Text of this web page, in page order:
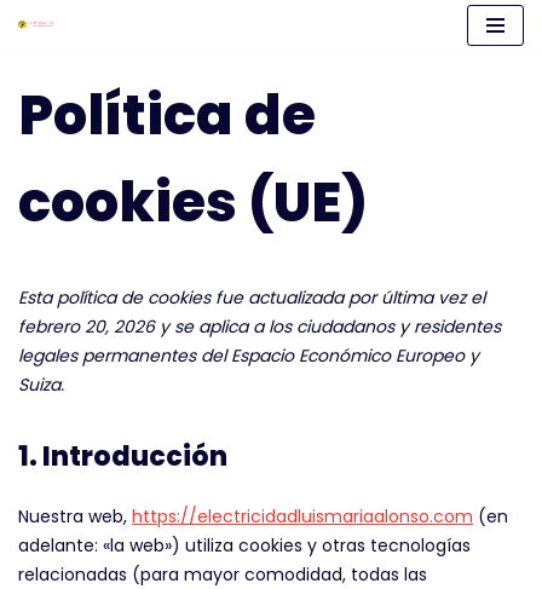
al
contenido
Política de
cookies (UE)
Esta política de cookies fue actualizada por última vez el
febrero 20, 2026 y se aplica a los ciudadanos y residentes
legales permanentes del Espacio Económico Europeo y
Suiza.
1. Introducción
Nuestra web, https://electricidadluismariaalonso.com (en
adelante: «la web») utiliza cookies y otras tecnologías
relacionadas (para mayor comodidad, todas las